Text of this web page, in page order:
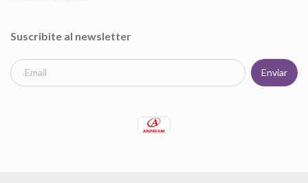
Suscribite al newsletter